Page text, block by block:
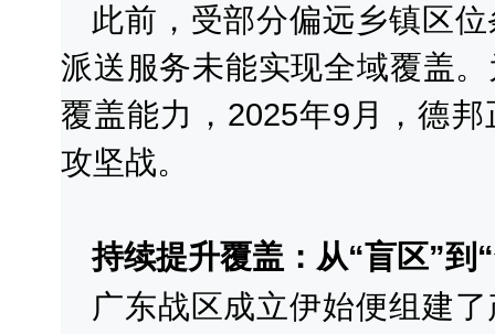
此前，受部分偏远乡镇区
派送服务未能实现全域覆盖
覆盖能力，2025年9月，德
攻坚战。
持续提升覆盖：从“盲区”到
广东战区成立伊始便组建